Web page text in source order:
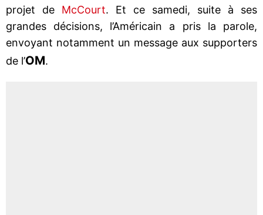
projet de McCourt. Et ce samedi, suite à ses
grandes décisions, l’Américain a pris la parole,
envoyant notamment un message aux supporters
de l’OM.